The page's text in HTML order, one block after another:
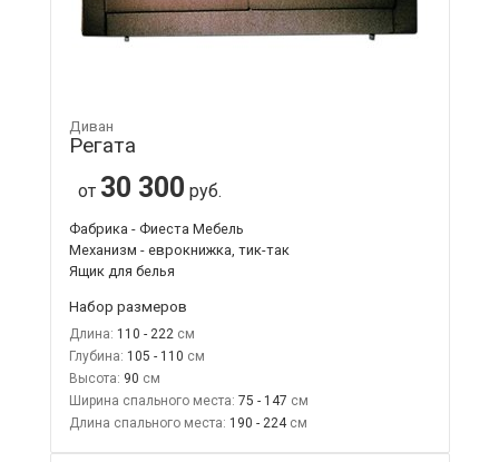
Диван
Регата
от 30 300 руб.
Фабрика - Фиеста Мебель
Механизм - еврокнижка, тик-так
Ящик для белья
Набор размеров
Длина: 110 - 222
Глубина: 105 - 110
Высота: 90
Ширина спального места: 75 - 147
Длина спального места: 190 - 224